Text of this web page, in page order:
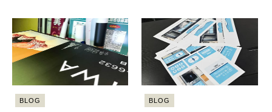
BLOG BLOG